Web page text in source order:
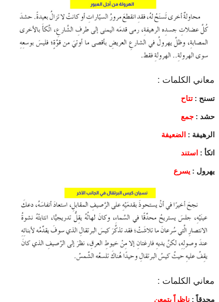
معاني الكلمات :
تسنح : تتاح
حشد : جمع
الرهيفة : الضعيفة
اتكأ : استند
يهرول : يسرع
معاني الكلمات :
محدقاً : ناظراً بتمعن